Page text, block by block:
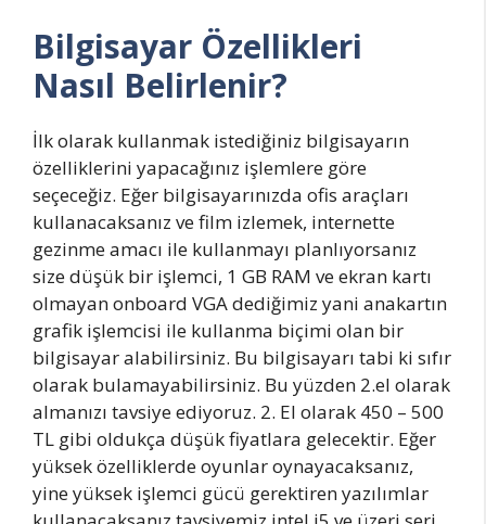
Bilgisayar Özellikleri
Nasıl Belirlenir?
İlk olarak kullanmak istediğiniz bilgisayarın
özelliklerini yapacağınız işlemlere göre
seçeceğiz. Eğer bilgisayarınızda ofis araçları
kullanacaksanız ve film izlemek, internette
gezinme amacı ile kullanmayı planlıyorsanız
size düşük bir işlemci, 1 GB RAM ve ekran kartı
olmayan onboard VGA dediğimiz yani anakartın
grafik işlemcisi ile kullanma biçimi olan bir
bilgisayar alabilirsiniz. Bu bilgisayarı tabi ki sıfır
olarak bulamayabilirsiniz. Bu yüzden 2.el olarak
almanızı tavsiye ediyoruz. 2. El olarak 450 – 500
TL gibi oldukça düşük fiyatlara gelecektir. Eğer
yüksek özelliklerde oyunlar oynayacaksanız,
yine yüksek işlemci gücü gerektiren yazılımlar